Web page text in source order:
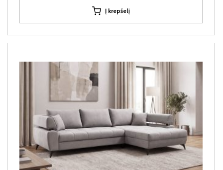
Į krepšelį